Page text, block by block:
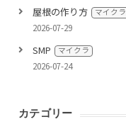
屋根の作り方 マイクラ
2026-07-29
SMP マイクラ
2026-07-24
カテゴリー